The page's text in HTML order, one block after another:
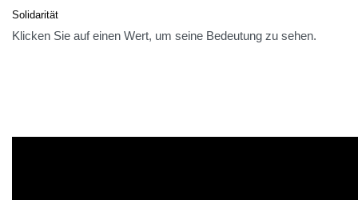
Solidarität
Klicken Sie auf einen Wert, um seine Bedeutung zu sehen.